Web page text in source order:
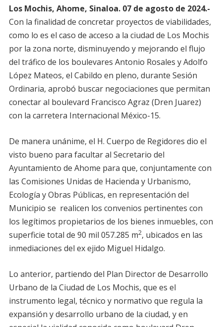
Los Mochis, Ahome, Sinaloa. 07 de agosto de 2024.-
Con la finalidad de concretar proyectos de viabilidades,
como lo es el caso de acceso a la ciudad de Los Mochis
por la zona norte, disminuyendo y mejorando el flujo
del tráfico de los boulevares Antonio Rosales y Adolfo
López Mateos, el Cabildo en pleno, durante Sesión
Ordinaria, aprobó buscar negociaciones que permitan
conectar al boulevard Francisco Agraz (Dren Juarez)
con la carretera Internacional México-15.
De manera unánime, el H. Cuerpo de Regidores dio el
visto bueno para facultar al Secretario del
Ayuntamiento de Ahome para que, conjuntamente con
las Comisiones Unidas de Hacienda y Urbanismo,
Ecología y Obras Públicas, en representación del
Municipio se realicen los convenios pertinentes con
los legítimos propietarios de los bienes inmuebles, con
superficie total de 90 mil 057.285 m2, ubicados en las
inmediaciones del ex ejido Miguel Hidalgo.
Lo anterior, partiendo del Plan Director de Desarrollo
Urbano de la Ciudad de Los Mochis, que es el
instrumento legal, técnico y normativo que regula la
expansión y desarrollo urbano de la ciudad, y en